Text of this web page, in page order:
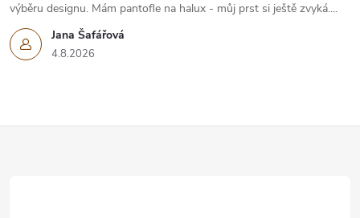
Jana Šafářová
4.8.2026
výběru designu. Mám pantofle na halux - můj prst si ještě zvyká....